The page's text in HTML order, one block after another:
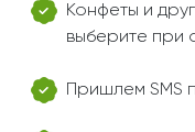
Конфеты и
выберите при
Пришлем SMS